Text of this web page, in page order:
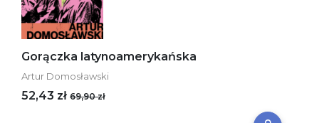
Gorączka latynoamerykańska
Artur Domosławski
52,43 zł 69,90 zł